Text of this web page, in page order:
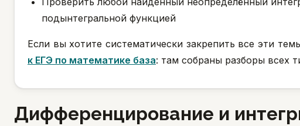
подынтегральной функцией
Если вы хотите систематически закрепить все эти
к ЕГЭ по математике база: там собраны разборы всех
Дифференцирование и